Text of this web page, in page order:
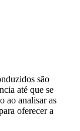
são
até que se
ao analisar as
oferecer a